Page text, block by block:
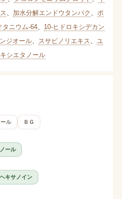
加水分解エンドウタンパク
ポ
タニウム-64、 10-ヒドロキシデカン
ジオール、 スサビノリエキス
ユ
シエタノール
ル
ＢＧ
ール
キサノイン